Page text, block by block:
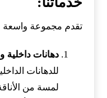
تقدم مجموعة واسعة
دهانات داخلية
للدهانات
لمسة من